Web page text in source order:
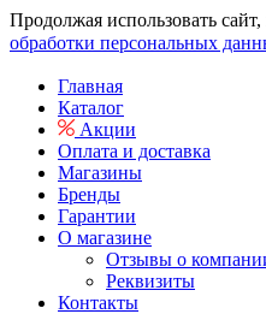
Продолжая использовать
обработки персональных
Главная
Каталог
Акции
Оплата и доставка
Магазины
Бренды
Гарантии
О магазине
Отзывы о
Реквизиты
Контакты